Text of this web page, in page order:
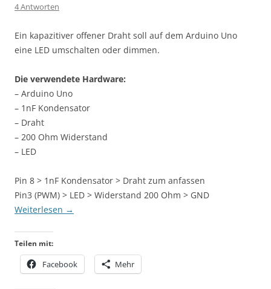
4 Antworten
Ein kapazitiver offener Draht soll auf dem Arduino Uno
eine LED umschalten oder dimmen.
Die verwendete Hardware:
– Arduino Uno
– 1nF Kondensator
– Draht
– 200 Ohm Widerstand
– LED
Pin 8 > 1nF Kondensator > Draht zum anfassen
Pin3 (PWM) > LED > Widerstand 200 Ohm > GND
Weiterlesen →
Teilen mit:
Facebook Mehr